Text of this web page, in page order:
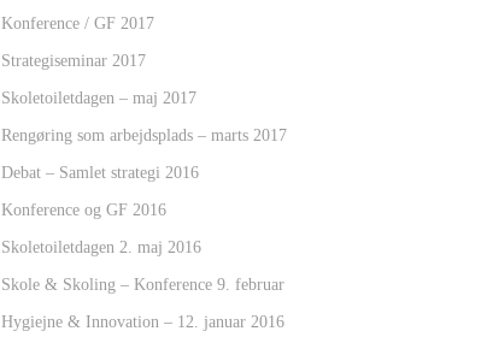
Konference / GF 2017
Strategiseminar 2017
Skoletoiletdagen – maj 2017
Rengøring som arbejdsplads – marts 2017
Debat – Samlet strategi 2016
Konference og GF 2016
Skoletoiletdagen 2. maj 2016
Skole & Skoling – Konference 9. februar
Hygiejne & Innovation – 12. januar 2016